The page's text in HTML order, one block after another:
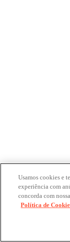
Usamos cookies e
experiência com
concorda com nossa
Política de